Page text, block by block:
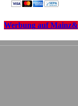
Werbung auf Mainz&